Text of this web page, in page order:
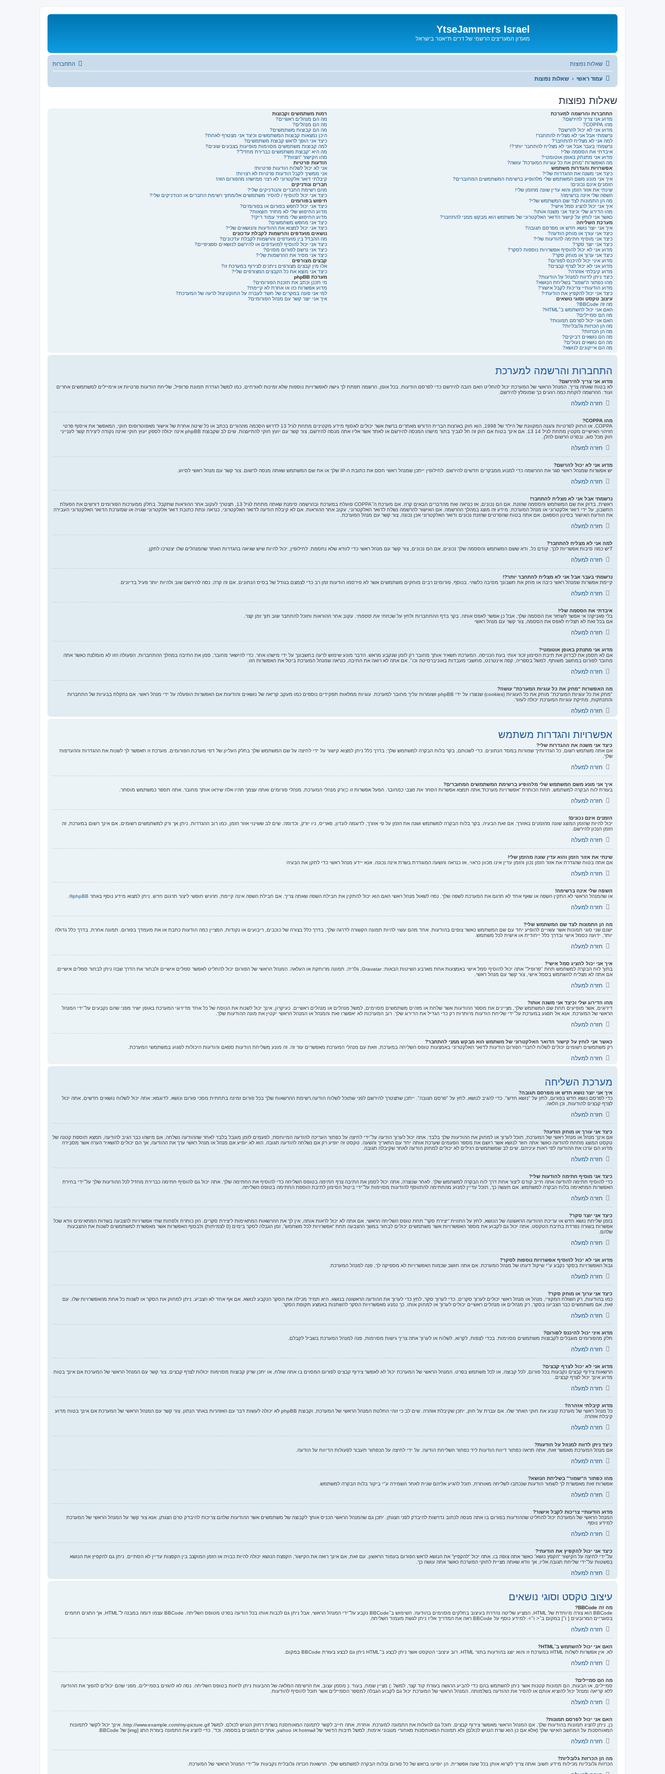
YtseJammers Israel
מועדון המעריצים הרשמי של דרים ת'יאטר בישראל
שאלות נפוצות התחברות
עמוד ראשי שאלות נפוצות
שאלות נפוצות
התחברות והרשמה למערכת
מדוע אני צריך להירשם?
מהו COPPA?
מדוע אני לא יכול להרשם?
נרשמתי אבל אני לא מצליח להתחבר!
למה אני לא מצליח להתחבר?
נרשמתי בעבר אבל אני לא מצליח להתחבר יותר?!
איבדתי את הססמה שלי!
מדוע אני מתנתק באופן אוטומטי?
מה האפשרות “מחק את כל עוגיות המערכת” עושה?
אפשרויות והגדרות משתמש
כיצד אני משנה את ההגדרות שלי?
איך אני מונע משם המשתמש שלי מלהופיע ברשימת המשתמשים המחוברים?
הזמנים אינם נכונים!
שינתי את אזור הזמן והוא עדין שונה מהזמן שלי!
השפה שלי אינה ברשימה!
מה הן התמונות לצד שם המשתמש שלי?
איך אני יכול להציג סמל אישי?
מהו הדירוג שלי וכיצד אני משנה אותו?
כאשר אני לוחץ על קישור הדואר האלקטרוני של משתמש הוא מבקש ממני להתחבר?
מערכת השליחה
איך אני יוצר נושא חדש או מפרסם תגובה?
כיצד אני עורך או מוחק הודעה?
כיצד אני מוסיף חתימה להודעות שלי?
כיצד אני יוצר סקר?
מדוע אני לא יכול להוסיף אפשרויות נוספות לסקר?
כיצד אני ערוך או מוחק סקר?
מדוע איני יכול להיכנס לפורום?
מדוע אני לא יכול לצרף קבצים?
מדוע קיבלתי אזהרה?
כיצד ניתן לדווח למנהל על הודעות?
מהו כפתור ה“שמור” בשליחת הנושא?
מדוע הודעותיי צריכות לקבל אישור?
כיצד אני יכול להקפיץ את הודעתי?
עיצוב טקסט וסוגי נושאים
מה זה BBCode?
האם אני יכול להשתמש ב־HTML?
מה הם סמיילים?
האם אני יכול לפרסם תמונות?
מה הן הכרזות גלובליות?
מה הן הכרזות?
מה הם נושאים דביקים?
מה הם נושאים נעולים?
מה הם אייקונים לנושא?
רמות משתמשים וקבוצות
מה הם מנהלים ראשיים?
מה הם מנהלים?
מה הם קבוצות משתמשים?
היכן נמצאות קבוצות המשתמשים וכיצד אני מצטרף לאחת?
כיצד אני הופך לראש קבוצת משתמשים?
למה קבוצות משתמשים מסוימות מופיעות בצבעים שונים?
מה היא “קבוצת משתמשים כברירת מחדל”?
מהו הקישור “הצוות”?
הודעות פרטיות
אני לא יכול לשלוח הודעות פרטיות!
אני ממשיך לקבל הודעות פרטיות לא רצויות!
קיבלתי דואר אלקטרוני לא רצוי ממישהו מהפורום הזה!
חברים ונודניקים
מהם רשימת החברים והנודניקים שלי?
כיצד אני יכול להוסיף / להסיר משתמשים אל/מתוך רשימת החברים או הנודניקים שלי?
חיפוש בפורומים
כיצד אני יכול לחפש בפורום או בפורומים?
מדוע החיפוש שלי לא מחזיר תוצאות?
מדוע החיפוש שלי מחזיר עמוד ריק!?
כיצד אני מחפש משתמשים?
כיצד אני יכול למצוא את ההודעות והנושאים שלי?
נושאים מועדפים והרשמות לקבלת עדכונים
מה ההבדל בין מועדפים והרשמות לקבלת עדכונים?
כיצד אני יכול להוסיף למועדפים או להירשם לנושאים ספציפיים?
כיצד אני נרשם לפורום מסוים?
כיצד אני מסיר את ההרשמות שלי?
קבצים מצורפים
אלו מין קבצים מצורפים ניתנים לצירוף במערכת זו?
כיצד אני מוצא את כל הקבצים המצורפים שלי?
מערכת phpBB
מי תכנן וכתב את תוכנת הפורומים?
מדוע אפשרות כזו או אחרת לא קיימת?
למי אני פונה במקרים של חשד לעברה על החוק/ניצול לרעה של המערכת?
איך אני יוצר קשר עם מנהל הפורומים?
התחברות והרשמה למערכת
מדוע אני צריך להירשם?
לא בטוח שאתה צריך. המנהל הראשי של המערכת יכול להחליט האם חובה להירשם כדי לפרסם הודעות. בכל אופן, הרשמה תפתח לך גישה לאפשרויות נוספות שלא זמינות לאורחים, כמו למשל הגדרת תמונת פרופיל, שליחת הודעות פרטיות או אימיילים למשתמשים אחרים
ועוד. ההרשמה לוקחת כמה רגעים כך שמומלץ להירשם.
חזרה למעלה
מהו COPPA?
COPPA, או החוק לפרטיות והגנה המקוונת של הילד של 1998, הוא חוק בארצות הברית הדורש מאתרים ברשת אשר יכולים לאסוף מידע מקטינים מתחת לגיל 13 לדרוש הסכמה מההורים בכתב או כל שיטה אחרת של אישור מאפוטרופוס חוקי, המאפשר את איסוף פרטי
הזיהוי האישיים מקטין מתחת לגיל 14 13. אם אינך בטוח אם חוק זה חל לגביך בתור מישהו המנסה להירשם או לאתר אשר אליו אתה מנסה להירשם, צור קשר עם יועץ חוקי להתיעצות. שים לב שקבוצת phpBB אינה יכולה לספק יעוץ חוקי ואינה נקודה ליצירת קשר לענייני
חוק מכל סוג, ובפרט הרשום להלן.
חזרה למעלה
מדוע אני לא יכול להרשם?
יש אפשרות שמנהל ראשי סגר את ההרשמה כדי למנוע ממבקרים חדשים להירשם. לחילופין ייתכן שמנהל ראשי חסם את כתובת ה-IP שלך או את שם המשתמש שאתה מנסה לרשום. צור קשר עם מנהל ראשי לסיוע.
חזרה למעלה
נרשמתי אבל אני לא מצליח להתחבר!
ראשית, בדוק את שם המשתמש והססמה שהזנת. אם הם נכונים, אז כנראה ואת מהדברים הבאים קרה. אם מערכת ה־COPPA פועלת במערכת ובהרשמה סימנת שאתה מתחת לגיל 13, תצטרך לעקוב אחר ההוראות שתקבל. בחלק ממערכות הפורומים דורשים את הפעלת
החשבון, על ידי דואר אלקטרוני או מנהל המערכת; מידע זה מוצג במהלך ההרשמה. אם האישור להרשמה נשלח לדואר האלקטרוני, עקוב אחר ההוראות. אם לא קיבלת הודעה לדואר האלקטרוני, כנראה ונתת כתובת דואר אלקטרוני שגויה או שמערכת הדואר האלקטרוני העבירה
את הודעת האישור בסינון הספאם. אם אתה בטוח שהפרטים שהזנת נכונים ודואר האלקטרוני אכן נכונה, צור קשר עם מנהל המערכת.
חזרה למעלה
למה אני לא מצליח להתחבר?
Tיש כמה סיבות אפשריות לכך. קודם כל, ודא ששם המשתמש והססמה שלך נכונים. אם הם נכונים, צור קשר עם מנהל ראשי כדי לוודא שלא נחסמת. לחילופין, יכול להיות שיש שגיאה בהגדרות האתר שהמנהלים שלו יצטרכו לתקן.
חזרה למעלה
נרשמתי בעבר אבל אני לא מצליח להתחבר יותר?!
קיימת אפשרות שמנהל ראשי כיבה או מחק את חשבונך מסיבה כלשהי. בנוסף, פורומים רבים מוחקים משתמשים אשר לא פירסמו הודעות זמן רב כדי לצמצם בגודל של בסיס הנתונים. אם זה קרה, נסה להירשם שוב ולהיות יותר פעיל בדיונים.
חזרה למעלה
איבדתי את הססמה שלי!
בלי פאניקה! אי אפשר לשחזר את הססמה שלך, אבל כן אפשר לאפס אותה. בקר בדף ההתחברות ולחץ עלשכחתי את ססמתי . עקוב אחר ההוראות ותוכל להתחבר שוב תוך זמן קצר.
אם בכל זאת לא תצליח לאפס את הססמה, צור קשר עם מנהל ראשי
חזרה למעלה
מדוע אני מתנתק באופן אוטומטי?
אם לא תסמן את לבדוק את תיבת הסימוןזכור אותי בעת הכניסה, המערכת תשאיר אותך מחובר רק לזמן שנקבע מראש. הדבר מונע שימוש לרעה בחשבונך על ידי מישהו אחר. כדי להישאר מחובר, סמן את התיבה במהלך ההתחברות. הפעולה הזו לא מומלצת כאשר אתה
מחובר לפורום במחשב משותף, למשל בספריה, קפה אינטרנט, מחשבי מעבדות באוניברסיטה וכו׳. אם אתה לא רואה את התיבה, כנראה שמנהל המערכת ביטל את האפשרות הזו.
חזרה למעלה
מה האפשרות “מחק את כל עוגיות המערכת” עושה?
"מחק את כל עוגיות המערכת" מוחק את כל העוגיות (cookies) שנוצרו על ידי phpBB ושומרות עליך מחובר למערכת. עוגיות ממלאות תפקידים נוספים כמו מעקב קריאה של נושאים והודעות אם האפשרות הופעלה על ידי מנהל ראשי. אם נתקלת בבעיות של התחברות
והתנתקות, מחיקת עוגיות המערכת יכולה לעזור.
חזרה למעלה
אפשרויות והגדרות משתמש
כיצד אני משנה את ההגדרות שלי?
אם אתה משתמש רשום, כל הגדרותיך שמורות במסד הנתונים. כדי לשנותם, בקר בלוח הבקרה למשתמש שלך; בדרך כלל ניתן למצוא קישור על ידי לחיצה על שם המשתמש שלך בחלק העליון של דפי מערכת הפורומים. מערכת זו תאפשר לך לשנות את ההגדרות וההעדפות
שלך.
חזרה למעלה
איך אני מונע משם המשתמש שלי מלהופיע ברשימת המשתמשים המחוברים?
בעזרת לוח הבקרה למשתמש, תחת הכותרת “אפשרויות מערכת”,אתה תמצא אפשרות הסתר את מצבי כמחובר . הפעל אפשרות זו כןורק מנהלי המערכת, מנהלי פורומים ואתה עצמך תהיו אלה שיראו אותך מחובר. אתה תספר כמשתמש מוסתר.
חזרה למעלה
הזמנים אינם נכונים!
יכול להיות שהזמן המוצג שונה מהזמנים באזורך. אם זאת הבעיה, בקר בלוח הבקרה למשתמש ושנה את הזמן על פי אזורך, לדוגמה לונדון, פאריס, ניו יורק, וכדומה. שים לב ששינוי אזור הזמן, כמו רוב ההגדרות, ניתן אך ורק למשתמשים רשומים. אם אינך רשום במערכת, זה
הזמן הנכון להירשם.
חזרה למעלה
שינתי את אזור הזמן והוא עדין שונה מהזמן שלי!
אם אתה בטוח שהגדרת את אזור הזמן נכון והזמן עדין אינו מכוון כראוי, אז כנראה והשעה המוגדרת בשרת אינה נכונה. אנא יידע מנהל ראשי כדי לתקן את הבעיה
חזרה למעלה
השפה שלי אינה ברשימה!
או שהמנהל הראשי לא התקין השפה או שאף אחד לא תרגם את המערכת לשפה שלך. נסה לשאול מנהל ראשי האם הוא יכול להתקין את חבילת השפה שאתה צריך. אם חבילת השפה אינה קיימת, תרגיש חופשי ליצור תרגום חדש. ניתן למצוא מידע נוסף באתר phpBB
®.
חזרה למעלה
מה הן התמונות לצד שם המשתמש שלי?
ישנם שני סוגי תמונות אשר עשויים להופיע יחד עם שם המשתמש כאשר צופים בהודעות. אחד מהם עשוי להיות תמונה הקשורה לדרגה שלך, בדרך כלל בצורה של כוכבים, ריבועים או נקודות, המציין כמה הודעות כתבת או את מעמדך בפורום. תמונה אחרת, בדרך כלל גדולה
יותר, ידועה כסמל אישי ובדרך כלל ייחודית או אישית לכל משתמש.
חזרה למעלה
איך אני יכול להציג סמל אישי?
בתוך לוח הבקרה למשתמש תחת "פרופיל" אתה יכול להוסיף סמל אישי באמצעות אחת מארבע השיטות הבאות: Gravatar, גלריה, תמונה מרוחקת או העלאה. המנהל הראשי של הפורום יכול להחליט לאפשר סמלים אישיים ולבחור את הדרך שבה ניתן לבחור סמלים אישיים.
אם אתה לא מצליח להשתמש בסמל אישי, צור קשר עם מנהל ראשי.
חזרה למעלה
מהו הדירוג שלי וכיצד אני משנה אותו?
דירוגים, אשר מופיעים תחת שם המשתמש שלך, מציינים את מספר ההודעות אשר שלחת או מזהים משתמשים מסוימים, למשל מנהלים או מנהלים ראשיים. כעיקרון, אינך יכול לשנות את הנוסח של כל אחד מדירוגי המערכת באופן ישיר מפני שהם נקבעים על־ידי המנהל
הראשי של המערכת. אנא אל תפגע במערכת על־ידי שליחת הודעות מיותרות רק כדי הגדיל את הדירוג שלך. רוב המערכות לא יאפשרו זאת והמנהל או המנהל הראשי יקטין את מונה ההודעות שלך.
חזרה למעלה
כאשר אני לוחץ על קישור הדואר האלקטרוני של משתמש הוא מבקש ממני להתחבר?
רק משתמשים רשומים יכולים לשלוח לחברי הפורום הודעות לדואר האלקטרוני באמצעות טופס השליחה במערכת, וזאת עם מנהלי המערכת מאפשרים עזר זה. זה מונע משליחת הודעות ספאם והודעות היכולות לפגוע במשתמשי המערכת.
חזרה למעלה
מערכת השליחה
איך אני יוצר נושא חדש או מפרסם תגובה?
כדי לפרסם נושא חדש בפורום, לחץ על "נושא חדש". כדי להגיב לנושא, לחץ על "פרסם תגובה". ייתכן שתצטרך להירשם לפני שתוכל לשלוח הודעה.רשימת ההרשאות שלך בכל פורום זמינה בתחתית מסכי פורום ונושא. לדוגמא: אתה יכול לשלוח נושאים חדשים, אתה יכול
לצרף קבצים להודעות, וכן הלאה.
חזרה למעלה
כיצד אני עורך או מוחק הודעה?
אם אינך מנהל או מנהל ראשי של המערכת, תוכל לערוך או למחוק את ההודעות שלך בלבד. אתה יכול לערוך הודעה על־ידי לחיצה על כפתור העריכה להודעה המיוחסת, לפעמים לזמן מוגבל בלבד לאחר שההודעה נשלחה. אם מישהו כבר הגיב להודעה, תמצא תוספת קטנה של
טקסט המוצג מתחת להודעה כאשר אתה חוזר לנושא אשר רושם את מספר הפעמים שערכת אותה יחד עם התאריך והשעה. טקסט זה יופיע רק אם נשלחה להודעה תגובה. הוא לא יופיע אם מנהל או מנהל ראשי ערך את ההודעה, אך הם יכולים להשאיר הערה אשר מסבירה
מדוע הם ערכו את ההודעה לפי ראות עיניהם. שים לב שמשתמשים רגילים לא יכולים למחוק הודעה לאחר שקיבלה תגובה.
חזרה למעלה
כיצד אני מוסיף חתימה להודעות שלי?
כדי להוסיף חתימה להודעה אתה חייב קודם ליצור אחת דרך לוח הבקרה למשתמש שלך. לאחר שנוצרה, אתה יכול לסמן את התיבהצרף חתימה בטופס השליחה כדי להוסיף את החתימה שלך. אתה יכול גם להוסיף חתימה כברירת מחדל לכל ההודעות שלך על־ידי בחירת
האפשרות המתאימה בלוח הבקרה למשתמש. אם תעשה כך, תוכל עדיין למנוע מהחתימה להתווסף להודעות מסוימות על־ידי ביטול הסימון לתיבת הוספת החתימה בטופס השליחה.
חזרה למעלה
כיצד אני יוצר סקר?
בזמן שליחת נושא חדש או עריכת ההודעה הראשונה של הנושא, לחץ על התווית “יצירת סקר” תחת טופס השליחה הראשי. אם אתה לא יכול לראות אותה, אין לך את ההרשאות המתאימות ליצירת סקרים. הזן כותרת ולפחות שתי אפשרויות להצבעה בשדות המתאימים וודא שכל
אפשרות בשורה נפרדת בתיבת הטקסט. אתה יכול גם לקבוע את מספר האפשרויות אשר משתמשים יכולים לבחור במשך ההצבעה תחת “אפשרויות לכל משתמש”, זמן הגבלה לסקר בימים (0 לצמיתות) ולבסוף האפשרות אשר מאפשרת למשתמשים לשנות את ההצבעות
שלהם.
חזרה למעלה
מדוע אני לא יכול להוסיף אפשרויות נוספות לסקר?
גבול האפשרויות בסקר נקבע ע"י שיקול דעתו של מנהל המערכת. אם אתה חושב שכמות האפשרויות לא מספיקה לך, פנה למנהל המערכת.
חזרה למעלה
כיצד אני ערוך או מוחק סקר?
כמו בהודעות, רק השולח המקורי, מנהל או מנהל ראשי יכולים לערוך סקרים. כדי לערוך סקר, לחץ כדי לערוך את ההודעה הראשונה בנושא. היא תמיד מכילה את הסקר הנקבע לנושא. אם אף אחד לא הצביע, ניתן למחוק את הסקר או לשנות כל אחת מהאפשרויות שלו. עם
זאת, אם משתמשים כבר הצביעו בסקר, רק מנהלים או מנהלים ראשיים יכולים לערוך או למחוק אותו. כך נמנע מאפשרויות הסקר להשתנות באמצע תקופת הסקר.
חזרה למעלה
מדוע איני יכול להיכנס לפורום?
חלק מהפורומים מוגבלים לקבוצות משתמשים מסוימות. בכדי לצפות, לקרוא, לשלוח או לערוך אתה צריך גישות מסוימות, פנה למנהל המערכת בשביל לקבלם.
חזרה למעלה
מדוע אני לא יכול לצרף קבצים?
הרשאות צירוף קבצים נקבעות בכל פורום, לכל קבוצה, או לכל משתמש בפרט. המנהל הראשי של המערכת יכול לא לאפשר צירוף קבצים לפורום המסוים בו אתה שולח, או יתכן שרק קבוצות מסוימות יכולות לצרף קבצים. צור קשר עם המנהל הראשי של המערכת אם אינך בטוח
מדוע אינך יכול לצרף קבצים.
חזרה למעלה
מדוע קיבלתי אזהרה?
כל מנהל ראשי של מערכת קובע את חוקי האתר שלו. אם עברת על חוק, יתכן שקיבלת אזהרה. שים לב כי זוהי החלטת המנהל הראשי של המערכת, וקבוצת phpBB לא יכולה לעשות דבר עם האזהרות באתר הנתון. צור קשר עם המנהל הראשי של המערכת אם אינך בטוח מדוע
קיבלת אזהרה.
חזרה למעלה
כיצד ניתן לדווח למנהל על הודעות?
אם מנהל המערכת מאפשר זאת, אתה תראה כפתור דיווח הודעות ליד כפתור השליחת הודעה. על ידי לחיצה על הכפתור תעבור לפעולות הדיווח על הודעה.
חזרה למעלה
מהו כפתור ה“שמור” בשליחת הנושא?
אפשרות זאת מאפשרת לך לשמור הודעות שנכתבו לשליחה מאוחרת, תוכל להגיע אליהם שנית לאחר השמירה ע"י ביקור בלוח הבקרה למשתמש.
חזרה למעלה
מדוע הודעותיי צריכות לקבל אישור?
המנהל הראשי של המערכת יכול להחליט שההודעות בפורום בו אתה מנסה לכתוב נדרשות להיבדק לפני הצגתן. יתכן גם שהמנהל הראשי הכניס אותך לקבוצה של משתמשים אשר ההודעות שלהם צריכות להיבדק טרם הצגתן. אנא צור קשר על המנהל הראשי של המערכת
למידע נוסף.
חזרה למעלה
כיצד אני יכול להקפיץ את הודעתי?
על־ידי לחיצה על הקישור “הקפץ נושא” כאשר אתה צופה בו, אתה יכול “להקפיץ” את הנושא לראש הפורום בעמוד הראשון. עם זאת, אם אינך רואה את הקישור, הקפצת הנושא יכולה להיות כבויה או הזמן המוקצב בין הקפצות עדיין לא הסתיים. ניתן גם להקפיץ את הנושא
בפשטות על־ידי שליחת תגובה אליו, אך וודא שאתה מציית לחוקי המערכת כאשר אתה עושה כך.
חזרה למעלה
עיצוב טקסט וסוגי נושאים
מה זה BBCode?
BBCode הוא צורה מיוחדת של HTML, המציע שליטה נהדרת בעיצוב בחלקים מסוימים בהודעה. השימוש ב־BBCode נקבע על־ידי המנהל הראשי, אבל ניתן גם לכבות אותו בכל הודעה בפרט מטופס השליחה. BBCode עצמו דומה במבנה ל־HTML, אך התגים תחמים
בסוגריים המרובעים [ ו־] במקום ב־< ו־>. למידע נוסף על BBCode ראה את המדריך אליו ניתן לגשת מעמוד השליחה.
חזרה למעלה
האם אני יכול להשתמש ב־HTML?
לא. אין אפשרות לשלוח HTML במערכת זו והוא יוצג בהודעות בתור HTML. רוב עיצובי הטקסט אשר ניתן לבצע ב־HTML ניתן גם לבצע בעזרת BBCode במקום.
חזרה למעלה
מה הם סמיילים?
סמיילים, או הבעות, הם תמונות קטנות אשר ניתן להשתמש בהם כדי להביע הרגשה בעזרת קוד קצר, למשל :) מציין שמח, בעוד :( מסמן עצוב. את הרשימה המלאה של ההבעות ניתן לראות בטופס השליחה. נסה לא להגזים בסמיילים, מפני שהם יכולים להפוך את ההודעה
ללא קריאה ומנהל יכול להוציא אותם או להסיר את ההודעה בשלמותה. המנהל הראשי של המערכת יכול גם לקבוע הגבלה למספר הסמיילים אשר תוכל להוסיף להודעות.
חזרה למעלה
האם אני יכול לפרסם תמונות?
כן, ניתן להציג תמונות בהודעות שלך. אם המנהל הראשי מאפשר צירוף קבצים, תוכל גם להעלות את התמונה למערכת. אחרת, אתה חייב לקשר לתמונה המאוחסנת בשרת רחוק הנגיש לכולם, למשל http://www.example.com/my-picture.gif. אינך יכול לקשר לתמונות
המאוחסנות על המחשב האישי שלך (אלא אם כן הוא שרת הנגיש לכולם) ולא תמונות המאוחסנות מאחורי מנגנוני אימות, למשל תיבות הדואר של hotmail או yahoo, אתרים המוגנים בססמה, וכד'. כדי להציג את התמונה בעזרת התג [img] של BBCode.
חזרה למעלה
מה הן הכרזות גלובליות?
הכרזות גלובליות מכילות מידע חשוב ואתה צריך לקרוא אותן בכל שעה אפשרית. הן יופיעו בראש של כל פורום ובלוח הבקרה למשתמש שלך. הרשאות הכרזה גלובלית נקבעות על־ידי המנהל הראשי של המערכת.